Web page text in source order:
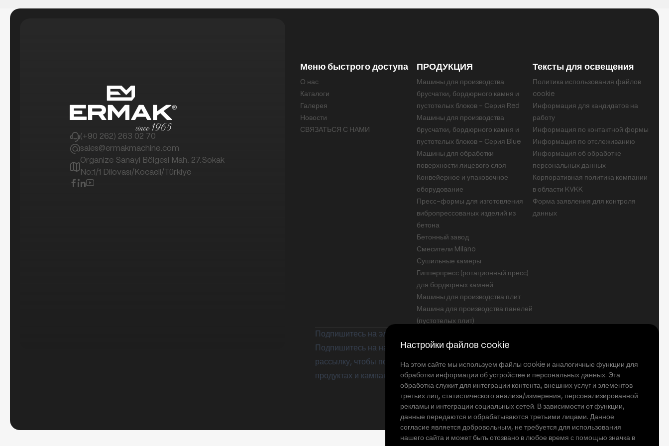
(+90 262) 263 02 70
sales@ermakmachine.com
Organize Sanayi Bölgesi Mah. 27.Sokak
No:1/1 Dilovası/Kocaeli/Türkiye
Меню быстрого доступа
О нас
Каталоги
Галерея
Новости
СВЯЗАТЬСЯ С НАМИ
ПРОДУКЦИЯ
Машины для производства
брусчатки, бордюрного камня и
пустотелых блоков – Серия Red
Машины для производства
брусчатки, бордюрного камня и
пустотелых блоков – Серия Blue
Машины для обработки
поверхности лицевого слоя
Конвейерное и упаковочное
оборудование
Пресс-формы для изготовления
вибропрессованых изделий из
бетона
Бетонный завод
Смесители Milano
Сушильные камеры
Гипперпресс (ротационный пресс)
для бордюрных камней
Машины для производства плит
Машина для производства панелей
(пустотелых плит)
Тексты для освещения
Политика использования файлов
cookie
Информация для кандидатов на
работу
Информация по контактной формы
Информация по отслеживанию
Информация об обработке
персональных данных
Корпоративная политика компании
в области KVKK
Форма заявления для контроля
данных
Подпишитесь на электронную рассылку
Подпишитесь на нашу электронную
рассылку, чтобы получать информацию о
продуктах и кампаниях.
По скользящей
разъяснениями и текст с явным
согласиемЯ принимаю.
Настройки файлов cookie
На этом сайте мы используем файлы cookie и аналогичные функции для
обработки информации об устройстве и персональных данных. Эта
обработка служит для интеграции контента, внешних услуг и элементов
третьих лиц, статистического анализа/измерения, персонализированной
рекламы и интеграции социальных сетей. В зависимости от функции,
данные передаются и обрабатываются третьими лицами. Данное
согласие является добровольным, не требуется для использования
нашего сайта и может быть отозвано в любое время с помощью значка в